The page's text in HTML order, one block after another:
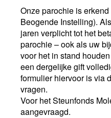
Onze parochie is
Beogende Instelling).
jaren verplicht tot het
parochie – ook als uw
voor het in stand
een dergelijke gift
formulier hiervoor is via
vragen.
Voor het Steunfonds
aangevraagd.